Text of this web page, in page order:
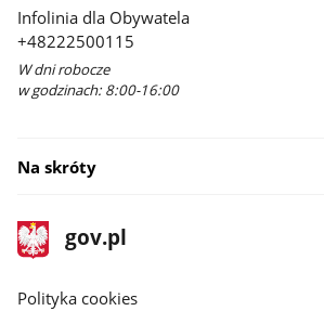
Infolinia dla Obywatela
+48222500115
W dni robocze
w godzinach: 8:00-16:00
Na skróty
stopka
gov.pl
Strona
gov.pl
gov.pl
Polityka cookies